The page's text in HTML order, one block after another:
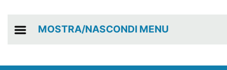
MOSTRA/NASCONDI MENU